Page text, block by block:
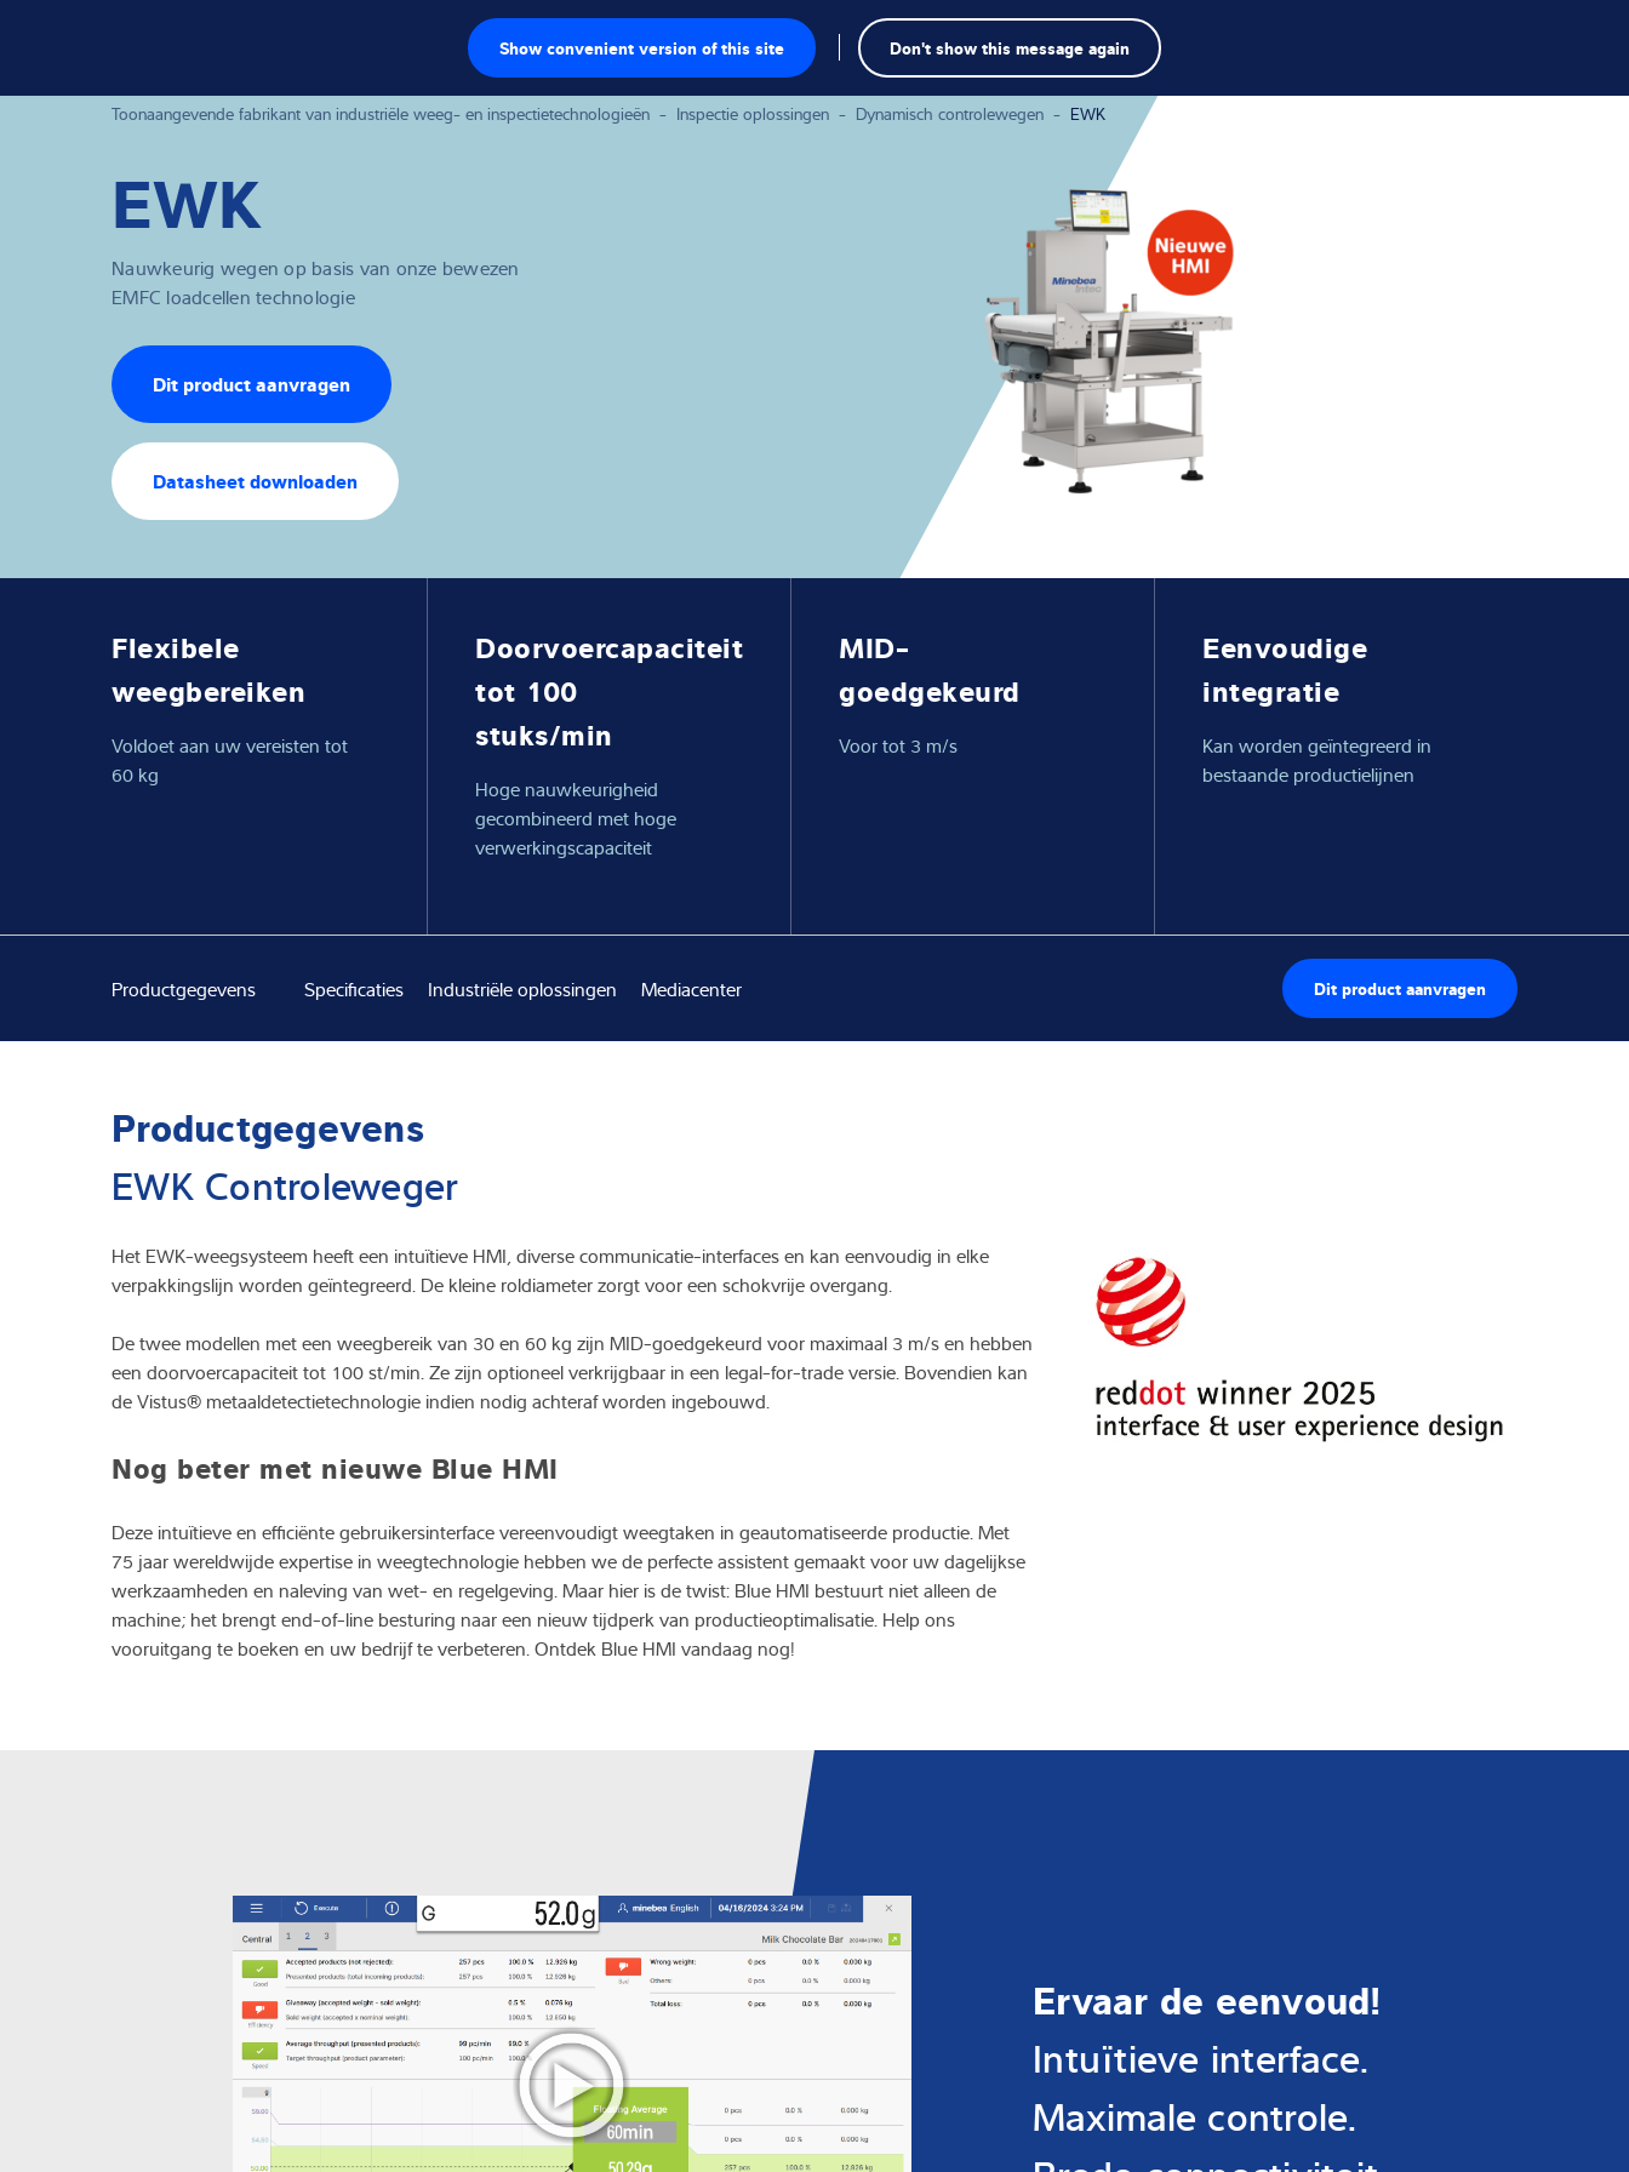
Show convenient version of this site Don't show this message againProduct zoeken
Search
term
Search
Loadcellen
Over ons
Toonaangevende fabrikant van industriële weeg- en inspectietechnologieën - Inspectie oplossingen - Dynamisch controlewegen - EWK
EWK
Nauwkeurig wegen op basis van onze bewezen
EMFC loadcellen technologie
Dit product aanvragen
Datasheet downloaden
Flexibele
weegbereiken
Voldoet aan uw vereisten tot
60 kg
Doorvoercapaciteit
tot 100
stuks/min
Hoge nauwkeurigheid
gecombineerd met hoge
verwerkingscapaciteit
MID-
goedgekeurd
Voor tot 3 m/s
Eenvoudige
integratie
Kan worden geïntegreerd in
bestaande productielijnen
Productgegevens Specificaties Industriële oplossingen Mediacenter Dit product aanvragen
Productgegevens
EWK Controleweger
Het EWK-weegsysteem heeft een intuïtieve HMI, diverse communicatie-interfaces en kan eenvoudig in elke
verpakkingslijn worden geïntegreerd. De kleine roldiameter zorgt voor een schokvrije overgang.
De twee modellen met een weegbereik van 30 en 60 kg zijn MID-goedgekeurd voor maximaal 3 m/s en hebben
een doorvoercapaciteit tot 100 st/min. Ze zijn optioneel verkrijgbaar in een legal-for-trade versie. Bovendien kan
de Vistus® metaaldetectietechnologie indien nodig achteraf worden ingebouwd.
Nog beter met nieuwe Blue HMI
Deze intuïtieve en efficiënte gebruikersinterface vereenvoudigt weegtaken in geautomatiseerde productie. Met
75 jaar wereldwijde expertise in weegtechnologie hebben we de perfecte assistent gemaakt voor uw dagelijkse
werkzaamheden en naleving van wet- en regelgeving. Maar hier is de twist: Blue HMI bestuurt niet alleen de
machine; het brengt end-of-line besturing naar een nieuw tijdperk van productieoptimalisatie. Help ons
vooruitgang te boeken en uw bedrijf te verbeteren. Ontdek Blue HMI vandaag nog!
Ervaar de eenvoud!
Intuïtieve interface.
Maximale controle.